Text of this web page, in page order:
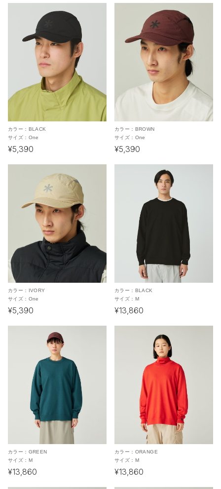
カラー： BLACK
サイズ： One
¥5,390
カラー： BROWN
サイズ： One
¥5,390
カラー： IVORY
サイズ： One
¥5,390
カラー： BLACK
サイズ： M
¥13,860
カラー： GREEN
サイズ： M
¥13,860
カラー： ORANGE
サイズ： M
¥13,860